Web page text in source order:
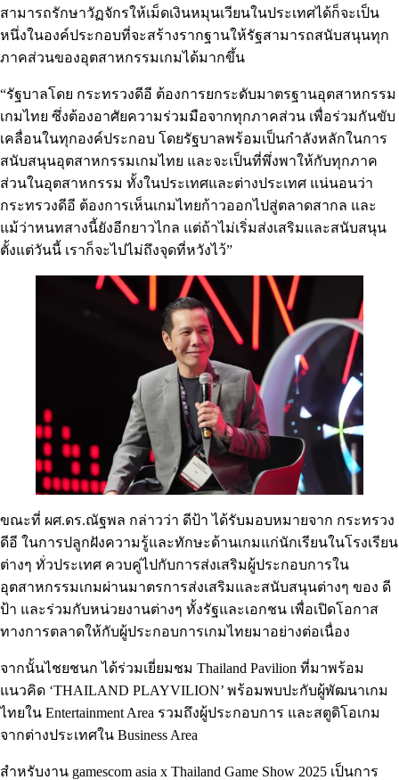
สามารถรักษาวัฏจักรให้เม็ดเงินหมุนเวียนในประเทศได้ก็จะเป็น
หนึ่งในองค์ประกอบที่จะสร้างรากฐานให้รัฐสามารถสนับสนุนทุก
ภาคส่วนของอุตสาหกรรมเกมได้มากขึ้น
“รัฐบาลโดย กระทรวงดีอี ต้องการยกระดับมาตรฐานอุตสาหกรรม
เกมไทย ซึ่งต้องอาศัยความร่วมมือจากทุกภาคส่วน เพื่อร่วมกันขับ
เคลื่อนในทุกองค์ประกอบ โดยรัฐบาลพร้อมเป็นกำลังหลักในการ
สนับสนุนอุตสาหกรรมเกมไทย และจะเป็นที่พึ่งพาให้กับทุกภาค
ส่วนในอุตสาหกรรม ทั้งในประเทศและต่างประเทศ แน่นอนว่า
กระทรวงดีอี ต้องการเห็นเกมไทยก้าวออกไปสู่ตลาดสากล และ
แม้ว่าหนทสางนี้ยังอีกยาวไกล แต่ถ้าไม่เริ่มส่งเสริมและสนับสนุน
ตั้งแต่วันนี้ เราก็จะไปไม่ถึงจุดที่หวังไว้”
ขณะที่ ผศ.ดร.ณัฐพล กล่าวว่า ดีป้า ได้รับมอบหมายจาก กระทรวง
ดีอี ในการปลูกฝังความรู้และทักษะด้านเกมแก่นักเรียนในโรงเรียน
ต่างๆ ทั่วประเทศ ควบคู่ไปกับการส่งเสริมผู้ประกอบการใน
อุตสาหกรรมเกมผ่านมาตรการส่งเสริมและสนับสนุนต่างๆ ของ ดี
ป้า และร่วมกับหน่วยงานต่างๆ ทั้งรัฐและเอกชน เพื่อเปิดโอกาส
ทางการตลาดให้กับผู้ประกอบการเกมไทยมาอย่างต่อเนื่อง
จากนั้นไชยชนก ได้ร่วมเยี่ยมชม Thailand Pavilion ที่มาพร้อม
แนวคิด ‘THAILAND PLAYVILION’ พร้อมพบปะกับผู้พัฒนาเกม
ไทยใน Entertainment Area รวมถึงผู้ประกอบการ และสตูดิโอเกม
จากต่างประเทศใน Business Area
สำหรับงาน gamescom asia x Thailand Game Show 2025 เป็นการ